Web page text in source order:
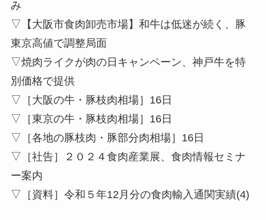
み
▽【大阪市食肉卸売市場】和牛は低迷が続く、豚
東京高値で調整局面
▽焼肉ライクが肉の日キャンペーン、神戸牛を特
別価格で提供
▽［大阪の牛・豚枝肉相場］16日
▽［東京の牛・豚枝肉相場］16日
▽［各地の豚枝肉・豚部分肉相場］16日
▽［社告］２０２４食肉産業展、食肉情報セミナ
ー案内
▽［資料］令和５年12月分の食肉輸入通関実績(4)